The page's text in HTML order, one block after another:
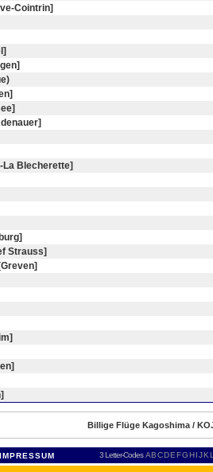
Cointrin]
La Blecherette]
Strauss]
Billige Flüge Kagoshima /
IMPRESSUM 3 Letter-Codes ABCDEFGH IJKL